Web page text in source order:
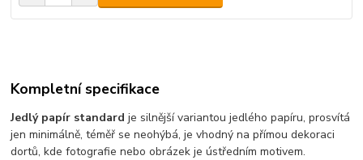
Kompletní specifikace
Jedlý papír standard je silnější variantou jedlého papíru, prosvítá
jen minimálně, téměř se neohýbá, je vhodný na přímou dekoraci
dortů, kde fotografie nebo obrázek je ústředním motivem.